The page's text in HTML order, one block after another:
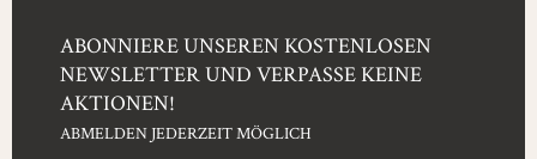
ABONNIERE UNSEREN KOSTENLOSEN
NEWSLETTER UND VERPASSE KEINE
AKTIONEN!
ABMELDEN JEDERZEIT MÖGLICH